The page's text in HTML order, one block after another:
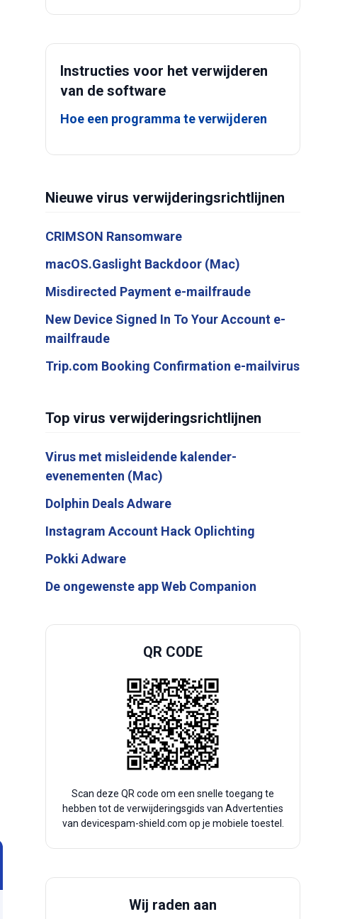
Instructies voor het verwijderen
van de software
Hoe een programma te verwijderen
Nieuwe virus verwijderingsrichtlijnen
CRIMSON Ransomware
macOS.Gaslight Backdoor (Mac)
Misdirected Payment e-mailfraude
New Device Signed In To Your Account e-
mailfraude
Trip.com Booking Confirmation e-mailvirus
Top virus verwijderingsrichtlijnen
Virus met misleidende kalender-
evenementen (Mac)
Dolphin Deals Adware
Instagram Account Hack Oplichting
Pokki Adware
De ongewenste app Web Companion
QR CODE
Scan deze QR code om een snelle toegang te
hebben tot de verwijderingsgids van Advertenties
van devicespam-shield.com op je mobiele toestel.
Wij raden aan